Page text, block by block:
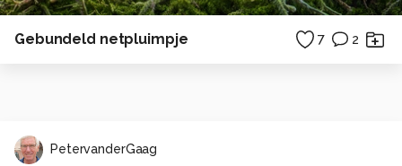
Gebundeld netpluimpje 7 2
PetervanderGaag